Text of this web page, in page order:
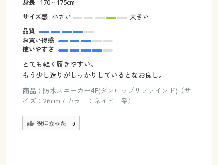
身長: 170～175cm
サイズ感 小さい
大きい
品質
お買い得感
使いやすさ
とても軽く履きやすい。
もう少し造りがしっかりしているとなお良し。
商品： 防水スニーカー4E(ダンロップリファインド)（サ
イズ：26cm / カラー：ネイビー系）
役に立った 0